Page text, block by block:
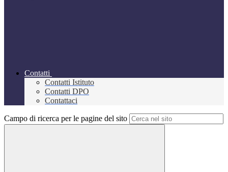
Contatti
Contatti Istituto
Contatti DPO
Contattaci
Campo di ricerca per le pagine del sito